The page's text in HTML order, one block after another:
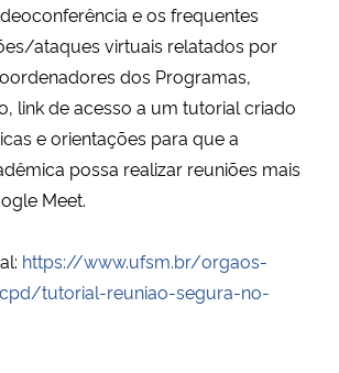
Regional
e dos Direitos Humanos
e os frequentes
ataques virtuais relatados por
dos Programas,
link de acesso a um tutorial criado
e orientações para que a
possa realizar reuniões mais
Meet.
https://www.ufsm.br/orgaos-
tutorial-reuniao-segura-no-